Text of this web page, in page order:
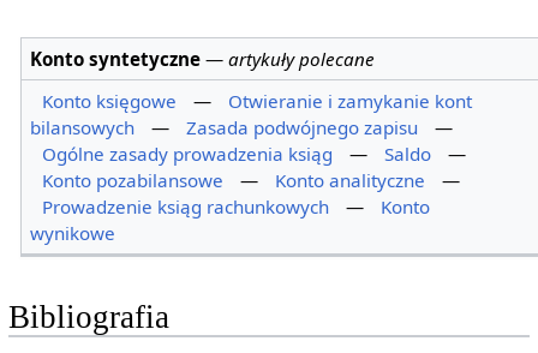
Konto syntetyczne —artykuły polecane
Konto księgowe
—
Otwieranie i zamykanie kont
bilansowych
— Zasada podwójnego zapisu
—
Ogólne zasady prowadzenia ksiąg
— Saldo
—
Konto pozabilansowe
— Konto analityczne
—
Prowadzenie ksiąg rachunkowych
—
Konto
wynikowe
Bibliografia